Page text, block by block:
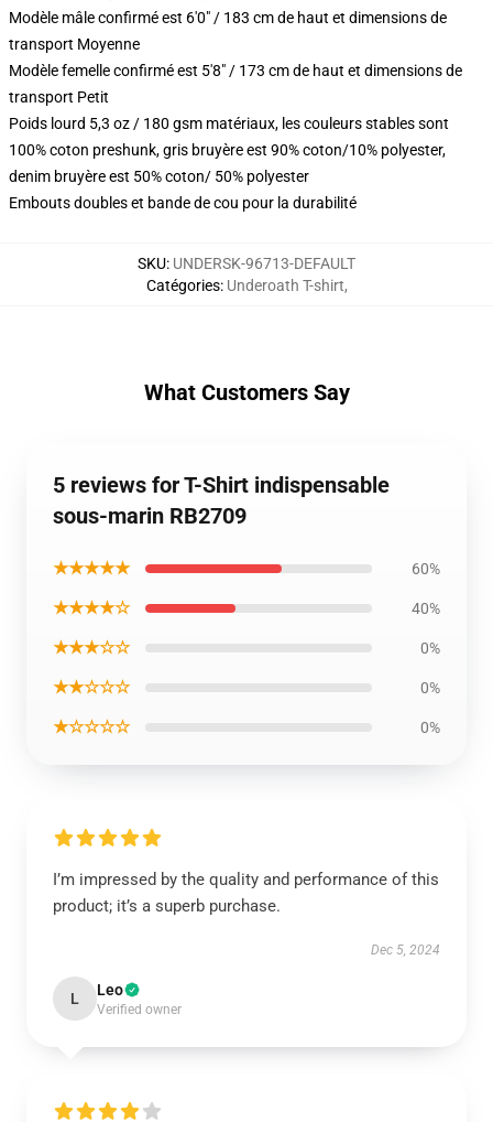
Modèle mâle confirmé est 6'0" / 183 cm de haut et dimensions de
transport Moyenne
Modèle femelle confirmé est 5'8" / 173 cm de haut et dimensions de
transport Petit
Poids lourd 5,3 oz / 180 gsm matériaux, les couleurs stables sont
100% coton preshunk, gris bruyère est 90% coton/10% polyester,
denim bruyère est 50% coton/ 50% polyester
Embouts doubles et bande de cou pour la durabilité
SKU: UNDERSK-96713-DEFAULT
Catégories: Underoath T-shirt,
What Customers Say
5 reviews for T-Shirt indispensable
sous-marin RB2709
★★★★★ 60%
★★★★☆ 40%
★★★☆☆ 0%
★★☆☆☆ 0%
★☆☆☆☆ 0%
I’m impressed by the quality and performance of this
product; it’s a superb purchase.
Dec 5, 2024
L Leo
Verified owner